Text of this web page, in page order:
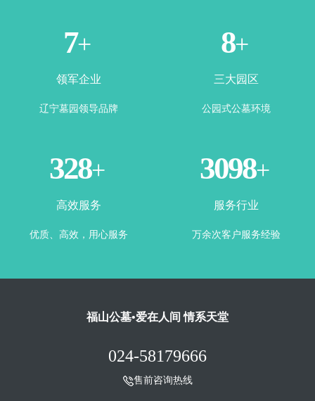
1+
领军企业
辽宁墓园领导品牌
3+
三大园区
公园式公墓环境
365+
高效服务
优质、高效，用心服务
3500+
服务行业
万余次客户服务经验
福山公墓•爱在人间 情系天堂
024-58179666
售前咨询热线